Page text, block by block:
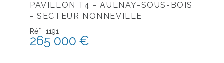
PAVILLON T4 - AULNAY-SOUS-BOIS
- SECTEUR NONNEVILLE
Réf : 1191
265 000 €